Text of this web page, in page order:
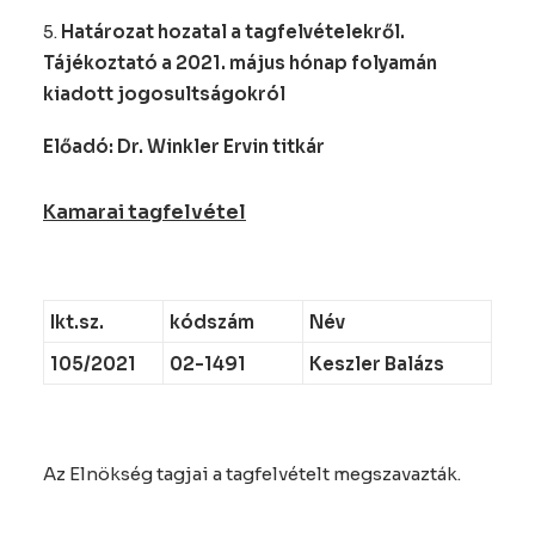
5. Határozat hozatal a tagfelvételekről.
Tájékoztató a 2021. május hónap folyamán
kiadott jogosultságokról
Előadó: Dr. Winkler Ervin titkár
Kamarai tagfelvétel
Ikt.sz. kódszám
Név
105/2021
02-1491 Keszler Balázs
Az Elnökség tagjai a tagfelvételt megszavazták.